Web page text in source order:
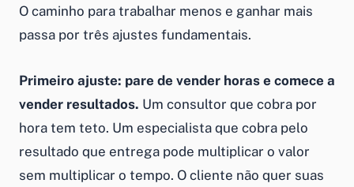
O caminho para trabalhar menos e ganhar mais
passa por três ajustes fundamentais.
Primeiro ajuste: pare de vender horas e comece a
vender resultados. Um consultor que cobra por
hora tem teto. Um especialista que cobra pelo
resultado que entrega pode multiplicar o valor
sem multiplicar o tempo. O cliente não quer suas